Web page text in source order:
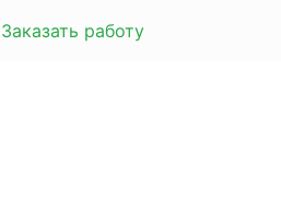
Заказать работу